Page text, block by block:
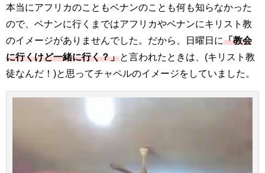
本当にアフリカのこともベナンのことも何も知らなかった
ので、ベナンに行くまではアフリカやベナンにキリスト教
のイメージがありませんでした。だから、日曜日に「教会
に行くけど一緒に行く？」と言われたときは、 (キリスト教
徒なんだ！ )と思ってチャペルのイメージをしていました。